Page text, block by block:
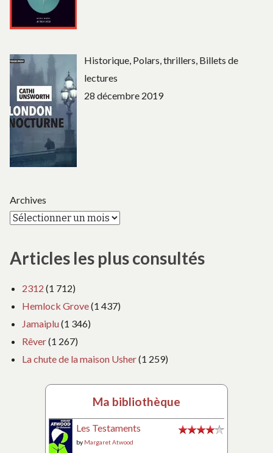
Historique, Polars, thrillers, Billets de
lectures
28 décembre 2019
Archives
Articles les plus consultés
2312 (1 712)
Hemlock Grove(1 437)
Jamaiplu(1 346)
Rêver(1 267)
La chute de la maison Usher(1 259)
Ma bibliothèque
Les Testaments
by Margaret Atwood